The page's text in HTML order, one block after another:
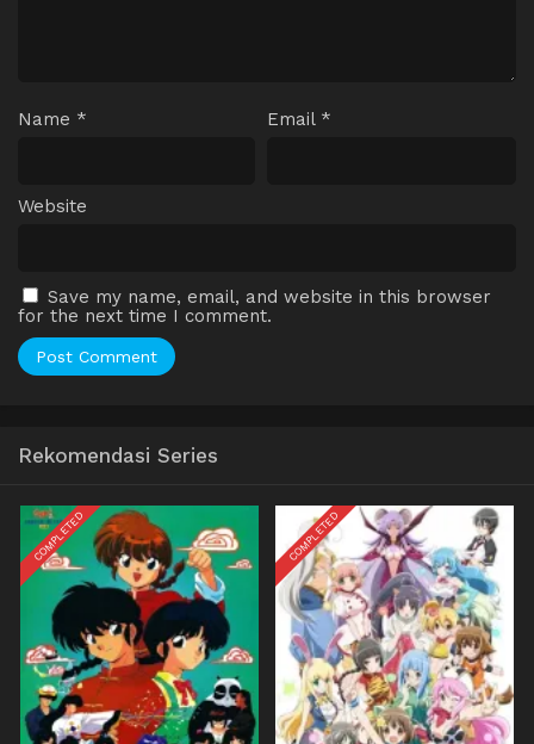
Name * Email *
Website
Save my name, email, and website in this browser
for the next time I comment.
Rekomendasi Series
COMPLETED COMPLETED